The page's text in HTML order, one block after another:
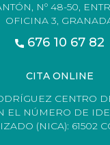
Nº 48-50,
OFICINA 3,
676 10 67 82
CITA ONLINE
CENTRO
EL NÚMERO DE
(NICA): 61502